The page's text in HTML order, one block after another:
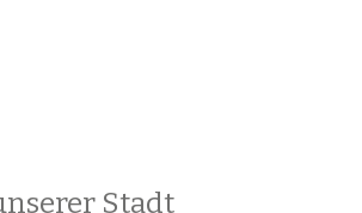
Stadt